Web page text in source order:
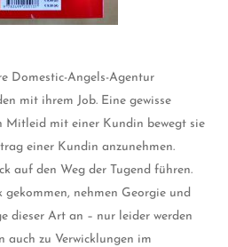
Domestic-Angels-Agentur
mit ihrem Job. Eine gewisse
Mitleid mit einer Kundin bewegt sie
einer Kundin anzunehmen.
auf den Weg der Tugend führen.
gekommen, nehmen Georgie und
dieser Art an – nur leider werden
auch zu Verwicklungen im